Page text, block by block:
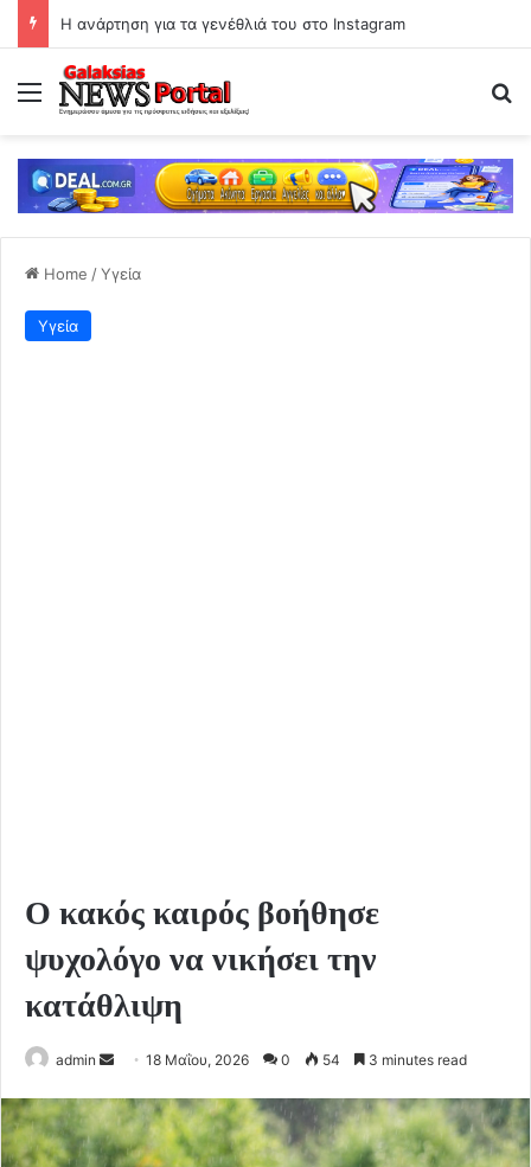
Η ανάρτηση για τα γενέθλιά του στο Instagram
Menu
Home /Υγεία
Υγεία
Ο κακός καιρός βοήθησε
ψυχολόγο να νικήσει την
κατάθλιψη
admin
Send
email
18 Μαΐου, 2026 0 54 3 minutes read